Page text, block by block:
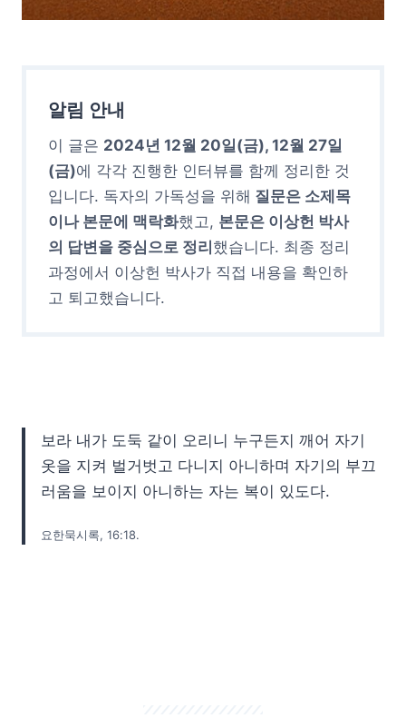
알림 안내
이 글은 2024년 12월 20일(금), 12월 27일
(금)에 각각 진행한 인터뷰를 함께 정리한 것
입니다. 독자의 가독성을 위해 질문은 소제목
이나 본문에 맥락화했고, 본문은 이상헌 박사
의 답변을 중심으로 정리 했습니다. 최종 정리
과정에서 이상헌 박사가 직접 내용을 확인하
고 퇴고했습니다.
보라 내가 도둑 같이 오리니 누구든지 깨어 자기
옷을 지켜 벌거벗고 다니지 아니하며 자기의 부끄
러움을 보이지 아니하는 자는 복이 있도다.
요한묵시록, 16:18.